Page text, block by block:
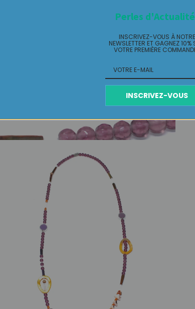
Perles
INSCRIVEZ-VOUS À NOTRE
NEWSLETTER ET GAGNEZ 10%
VOTRE PREMIÈRE
INSCRIVEZ-VOUS